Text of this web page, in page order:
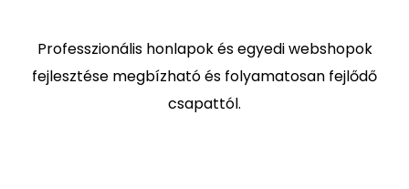
Professzionális honlapok és egyedi webshopok
fejlesztése megbízható és folyamatosan fejlődő
csapattól.